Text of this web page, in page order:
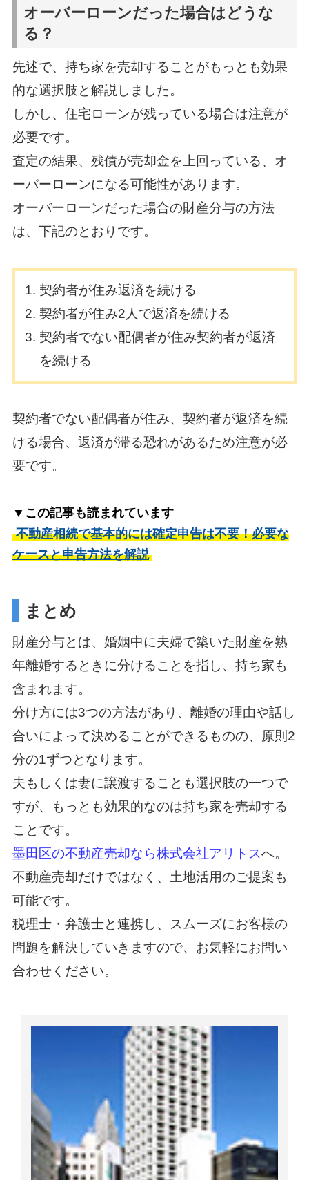
オーバーローンだった場合はどうな
る？
先述で、持ち家を売却することがもっとも効果
的な選択肢と解説しました。
しかし、住宅ローンが残っている場合は注意が
必要です。
査定の結果、残債が売却金を上回っている、オ
ーバーローンになる可能性があります。
オーバーローンだった場合の財産分与の方法
は、下記のとおりです。
契約者が住み返済を続ける
契約者が住み2人で返済を続ける
契約者でない配偶者が住み契約者が返済
を続ける
契約者でない配偶者が住み、契約者が返済を続
ける場合、返済が滞る恐れがあるため注意が必
要です。
▼この記事も読まれています
不動産相続で基本的には確定申告は不要！必要な
ケースと申告方法を解説
まとめ
財産分与とは、婚姻中に夫婦で築いた財産を熟
年離婚するときに分けることを指し、持ち家も
含まれます。
分け方には3つの方法があり、離婚の理由や話し
合いによって決めることができるものの、原則2
分の1ずつとなります。
夫もしくは妻に譲渡することも選択肢の一つで
すが、もっとも効果的なのは持ち家を売却する
ことです。
墨田区の不動産売却なら株式会社アリトスへ。
不動産売却だけではなく、土地活用のご提案も
可能です。
税理士・弁護士と連携し、スムーズにお客様の
問題を解決していきますので、お気軽にお問い
合わせください。